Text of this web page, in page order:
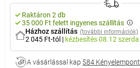
Raktáron 2 db
35 000 Ft felett ingyenes szállítás
Házhoz szállítás (további információk)
2 045 Ft-tól | kézbesítés08.12 szerda
A vásárlással kap 584 Kényelempont